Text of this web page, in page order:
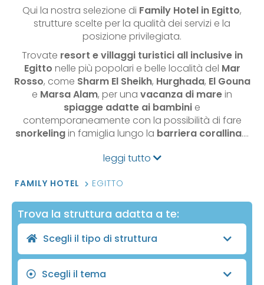
Qui la nostra selezione di Family Hotel in Egitto,
strutture scelte per la qualità dei servizi e la
posizione privilegiata.
Trovate resort e villaggi turistici all inclusive in
Egitto nelle più popolari e belle località del Mar
Rosso, come Sharm El Sheikh, Hurghada, El Gouna
e Marsa Alam, per una vacanza di marein
spiagge adatte ai bambini e
contemporaneamente con la possibilità di fare
snorkelingin famiglia lungo la barriera corallina.…
leggi tutto
FAMILY HOTEL EGITTO
Trova la struttura adatta a te:
Scegli il tipo di struttura
Scegli il tema